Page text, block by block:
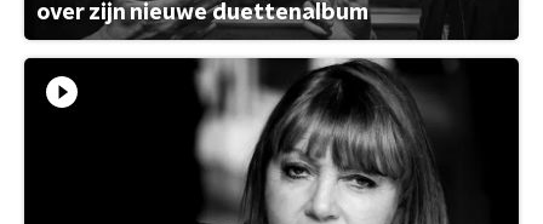
over zijn nieuwe duettenalbum